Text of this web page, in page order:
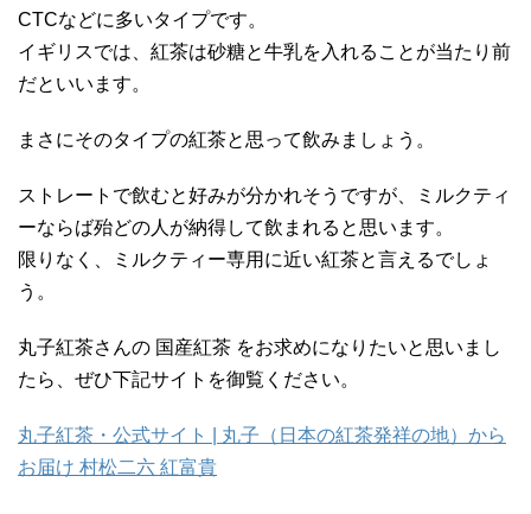
CTCなどに多いタイプです。
イギリスでは、紅茶は砂糖と牛乳を入れることが当たり前
だといいます。
まさにそのタイプの紅茶と思って飲みましょう。
ストレートで飲むと好みが分かれそうですが、ミルクティ
ーならば殆どの人が納得して飲まれると思います。
限りなく、ミルクティー専用に近い紅茶と言えるでしょ
う。
丸子紅茶さんの 国産紅茶 をお求めになりたいと思いまし
たら、ぜひ下記サイトを御覧ください。
丸子紅茶・公式サイト | 丸子（日本の紅茶発祥の地）から
お届け 村松二六 紅富貴